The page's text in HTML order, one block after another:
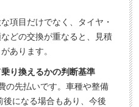
項目だけでなく、タイヤ・
どの交換が重なると、見積
あります。
り換えるかの判断基準
の先払いです。車種や整備
になる場合もあり、今後